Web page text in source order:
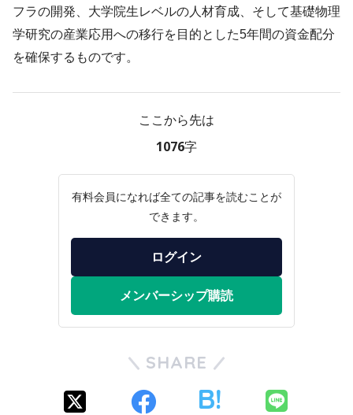
フラの開発、大学院生レベルの人材育成、そして基礎物理
学研究の産業応用への移行を目的とした5年間の資金配分
を確保するものです。
ここから先は
1076字
有料会員になれば全ての記事を読むことが
できます。
ログイン
メンバーシップ購読
SHARE